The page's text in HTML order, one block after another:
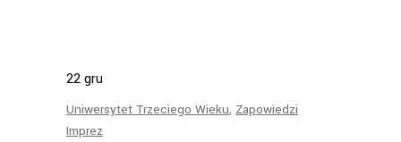
22gru
Uniwersytet Trzeciego Wieku, Zapowiedzi
Imprez